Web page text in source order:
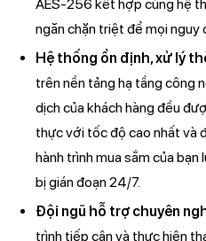
AES-256 kết hợp cùng hệ
ngăn chặn triệt để mọi nguy
Hệ thống ổn định, xử lý
trên nền tảng hạ tầng công
dịch của khách hàng đều
thực với tốc độ cao nhất và
hành trình mua sắm của
bị gián đoạn 24/7.
Đội ngũ hỗ trợ chuyên
trình tiếp cận và thực hiện